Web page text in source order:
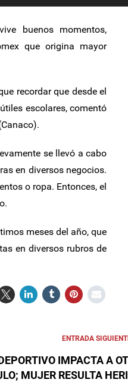
buenos momentos,
que origina mayor
recordar que desde el
escolares, comentó
se llevó a cabo
en diversos negocios.
o ropa. Entonces, el
meses del año, que
en diversos rubros de
ENTRADA
IMPACTA A
MUJER RESULTA